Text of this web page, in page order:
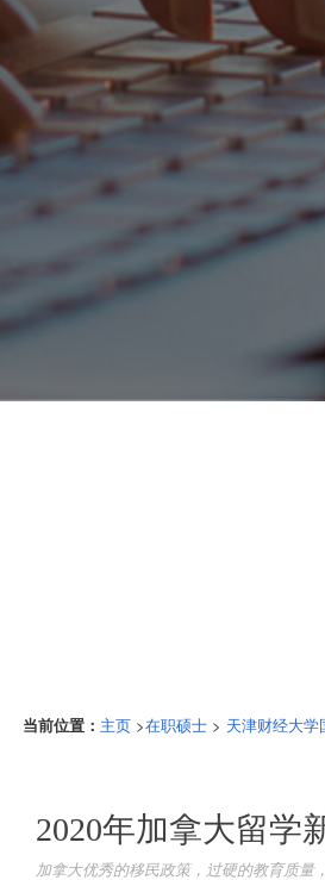
当前位置： 主页 >在职硕士 > 天津财经大学
2020年加拿大留学
加拿大优秀的移民政策，过硬的教育质量